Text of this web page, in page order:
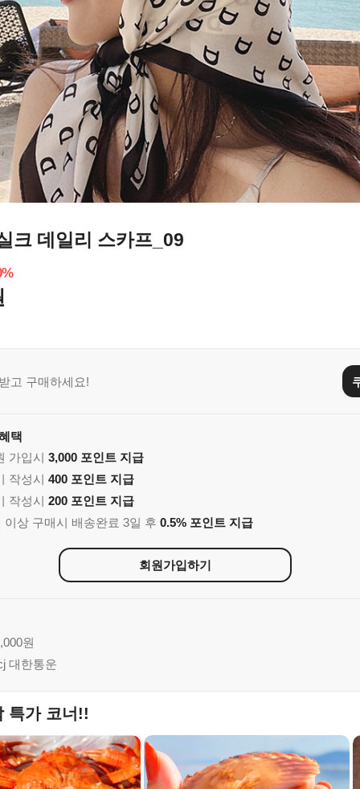
크 데일리 스카프_09
%
고 구매하세요!
택
가입시 3,000 포인트 지급
작성시 400 포인트 지급
작성시 200 포인트 지급
이상 구매시 배송완료 3일 후 0.5% 포인트 지급
회원가입하기
원
대한통운
특가 코너!!